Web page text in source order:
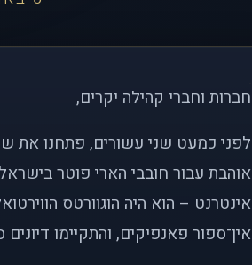
חברות וחברי קהילה יקרים,
אוהבת עבור חובבי הארי פוטר
אינטרנט – הוא היה הוגוורטס
אין־ספור פאנפיקים, והתקיימו